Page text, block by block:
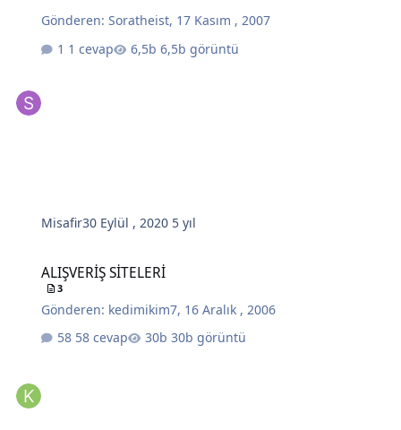
Gönderen:Soratheist, 17 Kasım , 2007
1 cevap
6,5b görüntü
Misafir30 Eylül , 2020 5 yıl
ALIŞVERİŞ SİTELERİ
3
Gönderen: kedimikim7, 16 Aralık , 2006
58 cevap
30b görüntü